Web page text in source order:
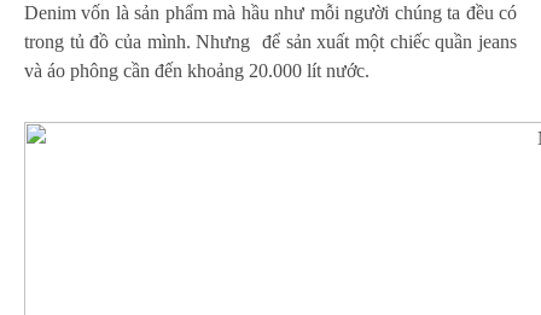
Denim vốn là sản phẩm mà hầu như mỗi người chúng ta đều có
trong tủ đồ của mình. Nhưng để sản xuất một chiếc quần jeans
và áo phông cần đến khoảng 20.000 lít nước.